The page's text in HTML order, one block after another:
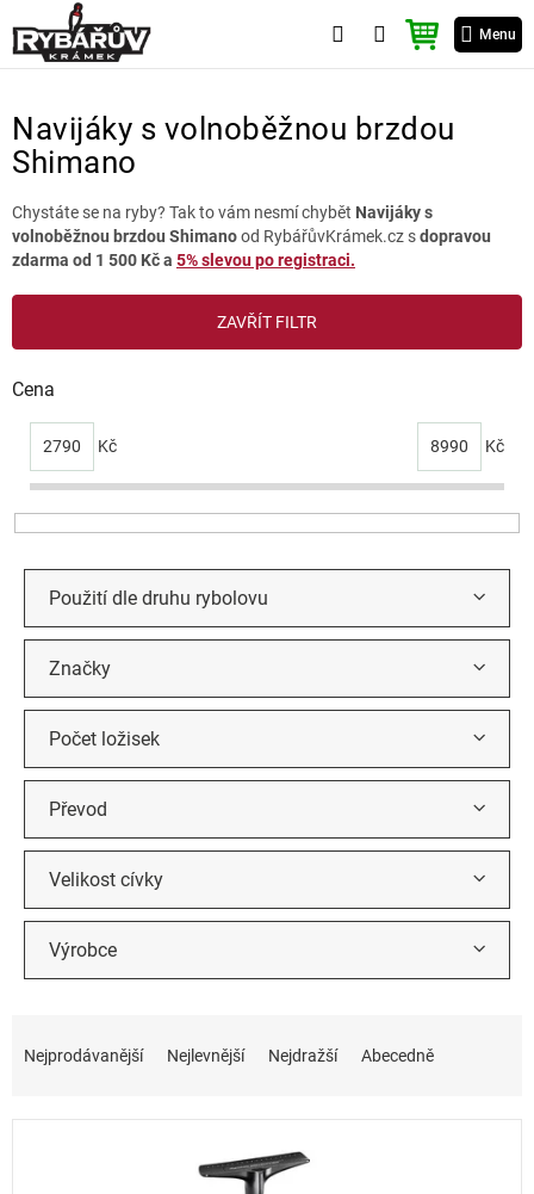
na
obsah
Menu
NÁKUPNÍ
KOŠÍK
Navijáky s volnoběžnou brzdou
Shimano
Chystáte se na ryby? Tak to vám nesmí chybět Navijáky s
volnoběžnou brzdou Shimanood RybářůvKrámek.cz sdopravou
zdarma od 1 500 Kč a 5% slevou po registraci.
Nejprodávanější Nejlevnější Nejdražší Abecedně
ZAVŘÍT FILTR
Cena
2790 Kč 8990 Kč
Značky
Počet ložisek
Použití dle druhu rybolovu
Převod
Velikost cívky
Výrobce
V
p
i
d
u